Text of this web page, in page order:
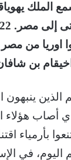
21- ولما
23- فاخرجوا
ينبهون
أصاب هؤلاء
بأرمياء
في